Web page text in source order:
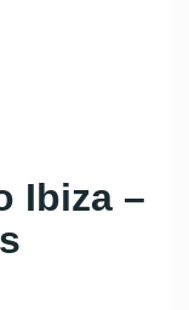
Ibiza –